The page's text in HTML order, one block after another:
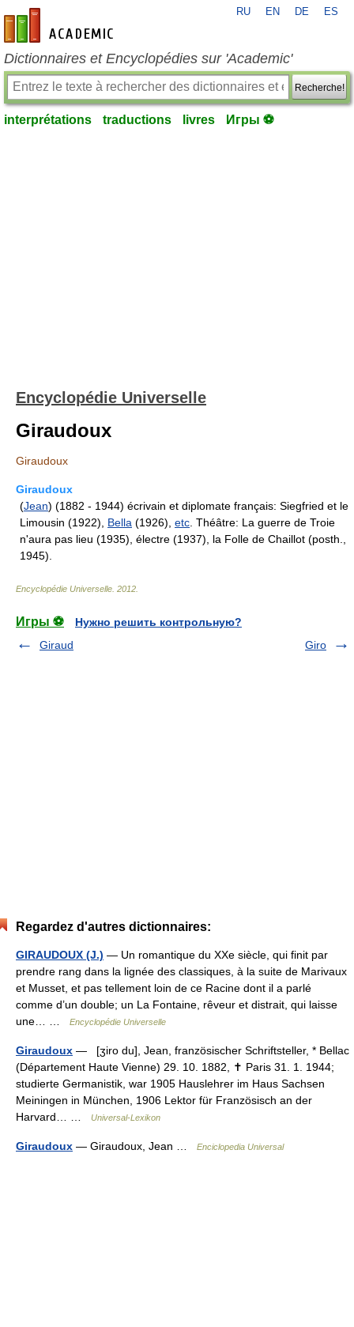
fr-academic.com
RU EN DE ES
Dictionnaires et Encyclopédies sur 'Academic'
Recherche!
interprétations traductions livres Игры ⚽
Encyclopédie Universelle
Giraudoux
Giraudoux
Giraudoux
(Jean) (1882 - 1944) écrivain et diplomate français: Siegfried et le
Limousin (1922), Bella (1926), etc . Théâtre: La guerre de Troie
n'aura pas lieu (1935), électre (1937), la Folle de Chaillot (posth.,
1945).
Encyclopédie Universelle 2012
Игры ⚽
Нужно решить контрольную?
Giraud
Giro
Regardez d'autres dictionnaires:
GIRAUDOUX (J.) — Un romantique du XXe siècle, qui finit par
prendre rang dans la lignée des classiques, à la suite de Marivaux
et Musset, et pas tellement loin de ce Racine dont il a parlé
comme d’un double; un La Fontaine, rêveur et distrait, qui laisse
une… …
Encyclopédie Universelle
Giraudoux — [ʒiro du], Jean, französischer Schriftsteller, * Bellac
(Département Haute Vienne) 29. 10. 1882, ✝ Paris 31. 1. 1944;
studierte Germanistik, war 1905 Hauslehrer im Haus Sachsen
Meiningen in München, 1906 Lektor für Französisch an der
Harvard… …
Universal-Lexikon
Giraudoux — Giraudoux, Jean … Enciclopedia Universal